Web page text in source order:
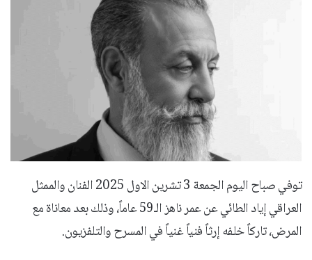
توفي صباح اليوم الجمعة 3 تشرين الاول 2025 الفنان والممثل
العراقي إياد الطائي عن عمر ناهز الـ59 عاماً، وذلك بعد معاناة مع
المرض، تاركاً خلفه إرثاً فنياً غنياً في المسرح والتلفزيون.